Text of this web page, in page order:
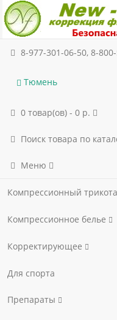
8-977-301-06-50, 8-
Тюмень
0 товар(ов) - 0 р.
Поиск товара по
Меню
Компрессионный
Компрессионное белье
Корректирующее
Для спорта
Препараты